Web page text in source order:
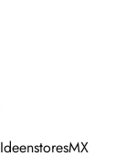
IdeenstoresMX